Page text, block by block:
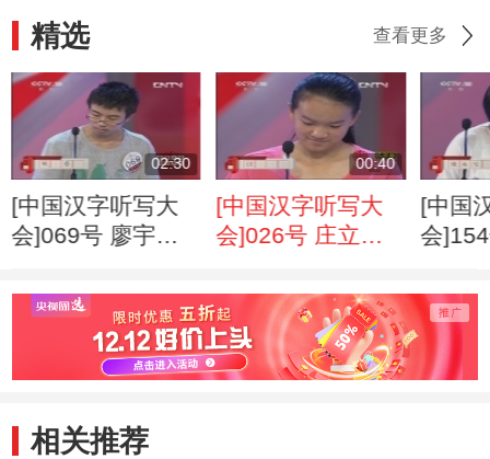
精选 查看更多
02:30
[中国汉字听写大
会]069号 廖宇
20130927
00:40
[中国汉字听写大
会]026号 庄立
20130927
[中国
会
相关推荐